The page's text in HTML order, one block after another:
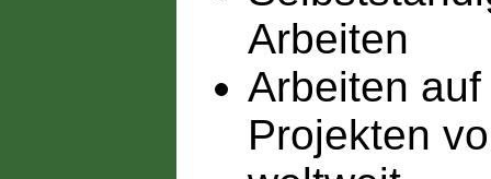
Arbeiten
Arbeiten
Projekten